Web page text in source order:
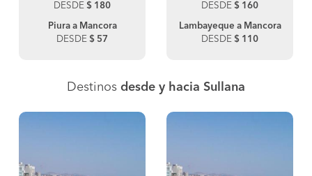
DESDE $ 180
Piura a Mancora
DESDE $ 57
DESDE $ 160
Lambayeque a Mancora
DESDE $ 110
Destinos desde y hacia Sullana